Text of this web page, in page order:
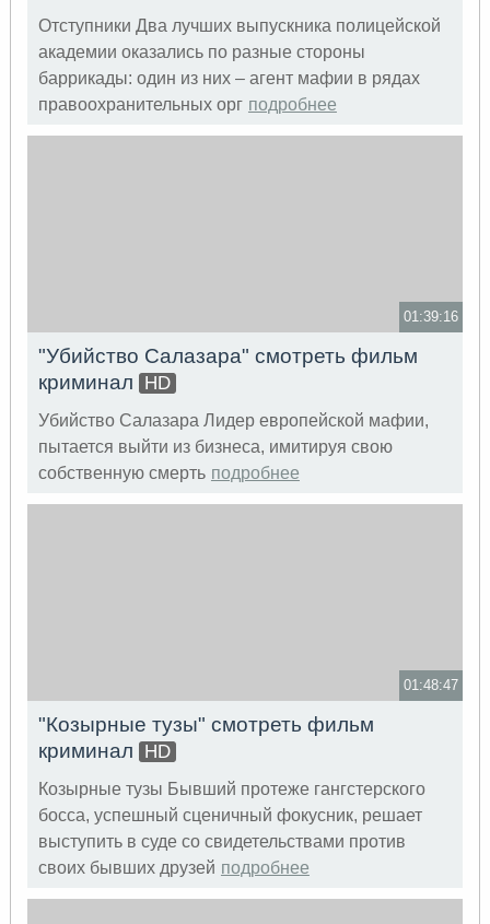
Отступники Два лучших выпускника полицейской
академии оказались по разные стороны
баррикады: один из них – агент мафии в рядах
правоохранительных орг подробнее
01:39:16
"Убийство Салазара" смотреть фильм
криминал
HD
Убийство Салазара Лидер европейской мафии,
пытается выйти из бизнеса, имитируя свою
собственную смерть подробнее
01:48:47
"Козырные тузы" смотреть фильм
криминал
HD
Козырные тузы Бывший протеже гангстерского
босса, успешный сценичный фокусник, решает
выступить в суде со свидетельствами против
своих бывших друзей подробнее